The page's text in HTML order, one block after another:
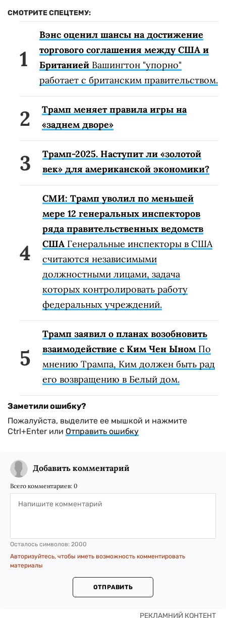
СМОТРИТЕ СПЕЦТЕМУ:
Вэнс оценил шансы на достижение
торгового соглашения между США и
Британией Вашингтон "упорно"
работает с британским правительством.
Трамп меняет правила игры на
«заднем дворе»
Трамп-2025. Наступит ли «золотой
век» для американской экономики?
СМИ: Трамп уволил по меньшей
мере 12 генеральных инспекторов
ряда правительственных ведомств
США Генеральные инспекторы в США
считаются независимыми
должностными лицами, задача
которых контролировать работу
федеральных учреждений.
Трамп заявил о планах возобновить
взаимодействие с Ким Чен Ыном По
мнению Трампа, Ким должен быть рад
его возвращению в Белый дом.
Заметили ошибку?
Пожалуйста, выделите ее мышкой и нажмите
Ctrl+Enter или Отправить ошибку
Добавить комментарий
Всего комментариев: 0
Осталось символов: 2000
Авторизуйтесь, чтобы иметь возможность комментировать
материалы
ОТПРАВИТЬ